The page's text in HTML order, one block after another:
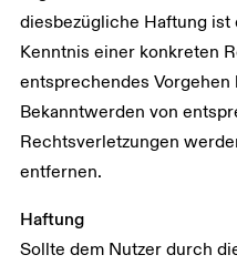
diesbezügliche Haftung ist
Kenntnis einer konkreten
entsprechendes
Bekanntwerden von
Rechtsverletzungen
entfernen.
Haftung
Sollte dem Nutzer durch